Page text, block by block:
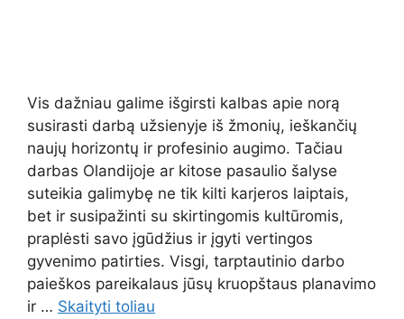
Vis dažniau galime išgirsti kalbas apie norą
susirasti darbą užsienyje iš žmonių, ieškančių
naujų horizontų ir profesinio augimo. Tačiau
darbas Olandijoje ar kitose pasaulio šalyse
suteikia galimybę ne tik kilti karjeros laiptais,
bet ir susipažinti su skirtingomis kultūromis,
praplėsti savo įgūdžius ir įgyti vertingos
gyvenimo patirties. Visgi, tarptautinio darbo
paieškos pareikalaus jūsų kruopštaus planavimo
ir … Skaityti toliau